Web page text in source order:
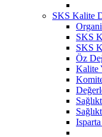
SKS Kalite
SKS
SKS
Öz
Kalite